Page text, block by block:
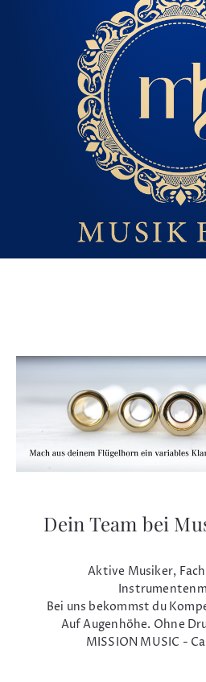
Dein Team bei
Aktive Musiker,
Bei uns bekommst du
Auf Augenhöhe. Ohne
MISSION MUSIC -